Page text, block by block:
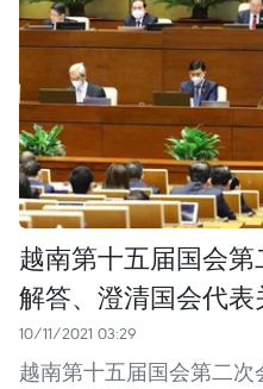
越南第十五届国会
解答、澄清国会代
10/11/2021 03:29
越南第十五届国会第二次